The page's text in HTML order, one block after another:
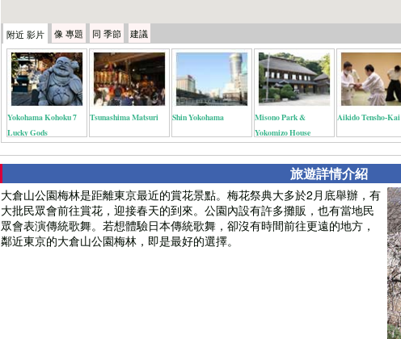
附近 影片 像 專題 同 季節 建議
Yokohama Kohoku 7
Lucky Gods
Tsunashima Matsuri Shin Yokohama
Misono Park &
Yokomizo House
Aikido Tensho-Kai
旅遊詳情介紹
大倉山公園梅林是距離東京最近的賞花景點。梅花祭典大多於2月底舉辦，有
大批民眾會前往賞花，迎接春天的到來。公園內設有許多攤販，也有當地民
眾會表演傳統歌舞。若想體驗日本傳統歌舞，卻沒有時間前往更遠的地方，
鄰近東京的大倉山公園梅林，即是最好的選擇。